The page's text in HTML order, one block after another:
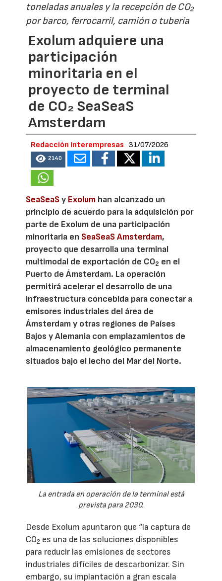
toneladas anuales y la recepción de CO₂
por barco, ferrocarril, camión o tubería
Exolum adquiere una
participación
minoritaria en el
proyecto de terminal
de CO₂ SeaSeaS
Amsterdam
Redacción Interempresas 31/07/2026
2140
SeaSeaSy Exolum han alcanzado un
principio de acuerdo para la adquisición por
parte de Exolum de una participación
minoritaria en SeaSeaS Amsterdam,
proyecto que desarrolla una terminal
multimodal de exportación de CO2 en el
Puerto de Ámsterdam. La operación
permitirá acelerar el desarrollo de una
infraestructura concebida para conectar a
emisores industriales del área de
Ámsterdam y otras regiones de Países
Bajos y Alemania con emplazamientos de
almacenamiento geológico permanente
situados bajo el lecho del Mar del Norte.
La entrada en operación de la terminal está
prevista para 2030.
Desde Exolum apuntaron que “la captura de
CO2 es una de las soluciones disponibles
para reducir las emisiones de sectores
industriales difíciles de descarbonizar. Sin
embargo, su implantación a gran escala